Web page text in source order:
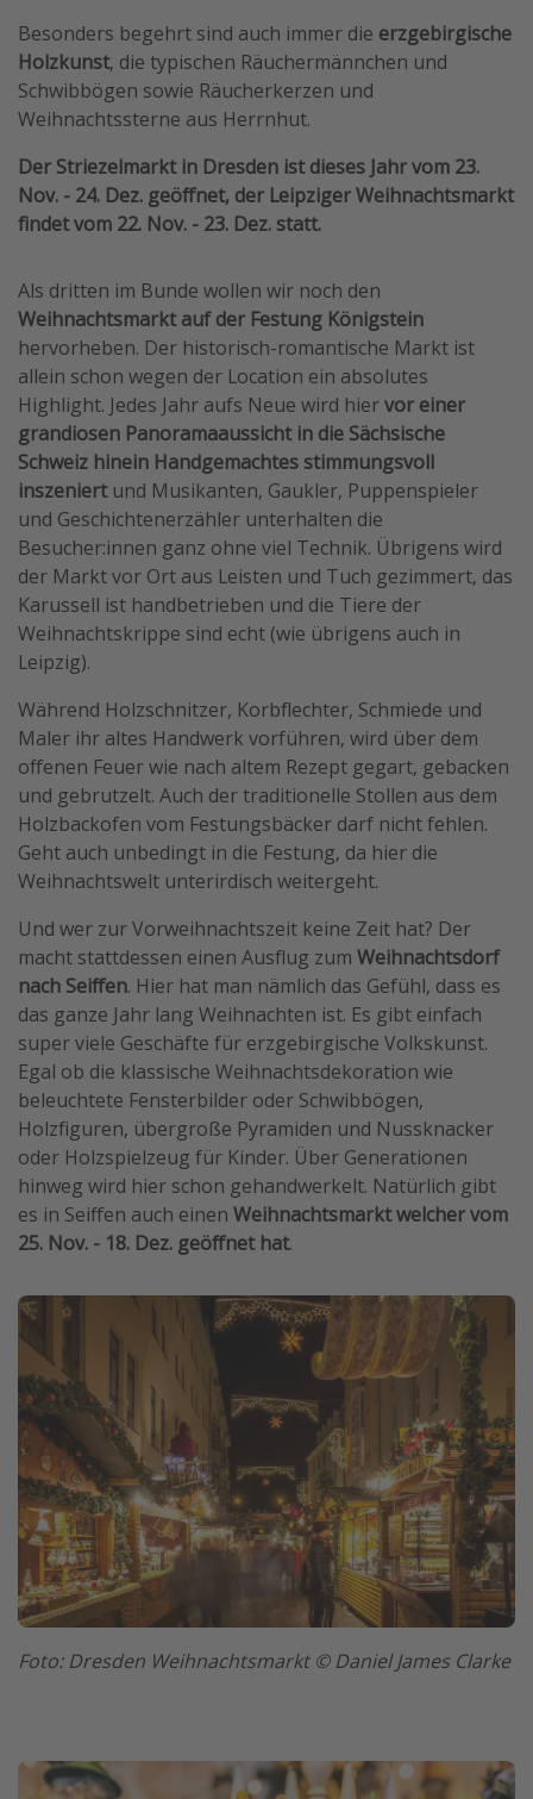
Besonders begehrt sind auch immer die erzgebirgische
Holzkunst, die typischen Räuchermännchen und
Schwibbögen sowie Räucherkerzen und
Weihnachtssterne aus Herrnhut.
Der Striezelmarkt in Dresden ist dieses Jahr vom 23.
Nov. - 24. Dez. geöffnet, der Leipziger Weihnachtsmarkt
findet vom 22. Nov. - 23. Dez. statt.
Als dritten im Bunde wollen wir noch den
Weihnachtsmarkt auf der Festung Königstein
hervorheben. Der historisch-romantische Markt ist
allein schon wegen der Location ein absolutes
Highlight. Jedes Jahr aufs Neue wird hiervor einer
grandiosen Panoramaaussicht in die Sächsische
Schweiz hinein Handgemachtes stimmungsvoll
inszeniertund Musikanten, Gaukler, Puppenspieler
und Geschichtenerzähler unterhalten die
Besucher:innen ganz ohne viel Technik. Übrigens wird
der Markt vor Ort aus Leisten und Tuch gezimmert, das
Karussell ist handbetrieben und die Tiere der
Weihnachtskrippe sind echt (wie übrigens auch in
Leipzig).
Während Holzschnitzer, Korbflechter, Schmiede und
Maler ihr altes Handwerk vorführen, wird über dem
offenen Feuer wie nach altem Rezept gegart, gebacken
und gebrutzelt. Auch der traditionelle Stollen aus dem
Holzbackofen vom Festungsbäcker darf nicht fehlen.
Geht auch unbedingt in die Festung, da hier die
Weihnachtswelt unterirdisch weitergeht.
Und wer zur Vorweihnachtszeit keine Zeit hat? Der
macht stattdessen einen Ausflug zum Weihnachtsdorf
nach Seiffen. Hier hat man nämlich das Gefühl, dass es
das ganze Jahr lang Weihnachten ist. Es gibt einfach
super viele Geschäfte für erzgebirgische Volkskunst.
Egal ob die klassische Weihnachtsdekoration wie
beleuchtete Fensterbilder oder Schwibbögen,
Holzfiguren, übergroße Pyramiden und Nussknacker
oder Holzspielzeug für Kinder. Über Generationen
hinweg wird hier schon gehandwerkelt. Natürlich gibt
es in Seiffen auch einen Weihnachtsmarkt welcher vom
25. Nov. - 18. Dez. geöffnet hat.
Foto: Dresden Weihnachtsmarkt © Daniel James Clarke